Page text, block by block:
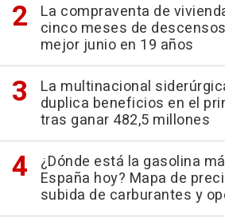
La compraventa de
cinco meses de
mejor junio en 19 años
La multinacional
duplica beneficios en el
tras ganar 482,5 millones
¿Dónde está la gasolina
España hoy? Mapa de
subida de carburantes y